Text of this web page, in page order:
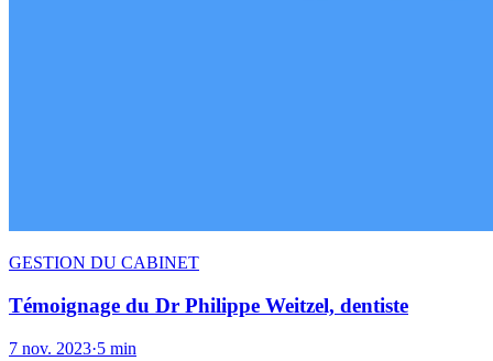
GESTION DU CABINET
Témoignage du Dr Philippe Weitzel, dentiste
7 nov. 2023·5 min